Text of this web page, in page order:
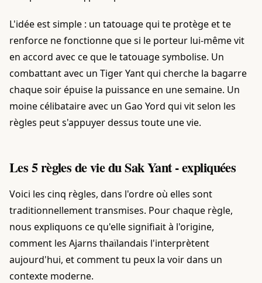
L'idée est simple : un tatouage qui te protège et te
renforce ne fonctionne que si le porteur lui-même vit
en accord avec ce que le tatouage symbolise. Un
combattant avec un Tiger Yant qui cherche la bagarre
chaque soir épuise la puissance en une semaine. Un
moine célibataire avec un Gao Yord qui vit selon les
règles peut s'appuyer dessus toute une vie.
Les 5 règles de vie du Sak Yant - expliquées
Voici les cinq règles, dans l'ordre où elles sont
traditionnellement transmises. Pour chaque règle,
nous expliquons ce qu'elle signifiait à l'origine,
comment les Ajarns thaïlandais l'interprètent
aujourd'hui, et comment tu peux la voir dans un
contexte moderne.